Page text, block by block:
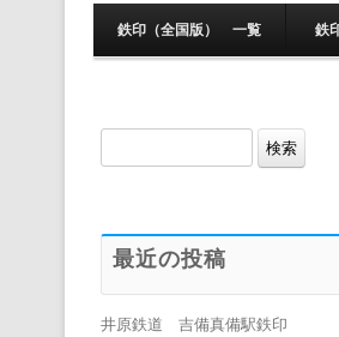
鉄印（全国版） 一覧 鉄
索:
最近の投稿
井原鉄道 吉備真備駅鉄印